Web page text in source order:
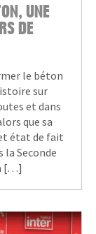
UNE
DE
le béton
sur
et dans
que sa
état de fait
Seconde
[…]